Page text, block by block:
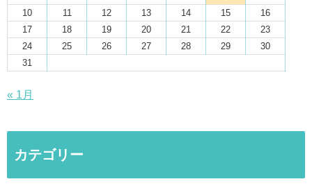
10
11 12 13 14 15
16
17
18 19 20 21 22
23
24
25 26 27 28 29
30
31
« 1月
カテゴリー